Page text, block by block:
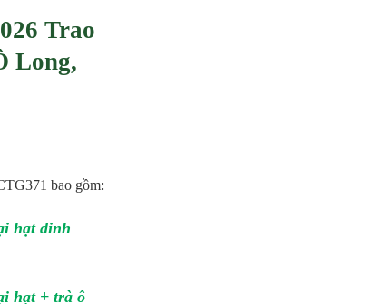
Trao
Long,
bao gồm:
hạt dinh
hạt + trà ô